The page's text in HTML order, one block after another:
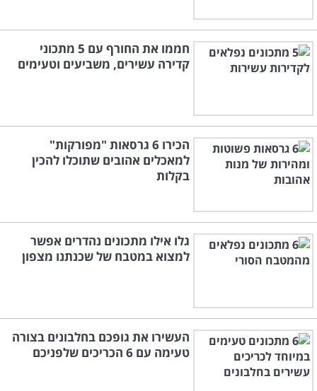
חממו את החורף עם 5 מתכוני
קדירה עשירים, משביעים וטעימים
הכירו 6 גרסאות "מפורקות"
למאכלים אהובים שתוכלו להכין
בקלות
גלו אילו מתכונים נהדרים אפשר
למצוא במטבח של שכנתנו מצפון
העשירו את גופכם בחלבונים בצורה
טעימה עם 6 הכריכים שלפניכם